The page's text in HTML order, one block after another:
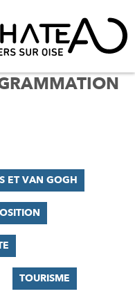
ET VAN GOGH
TOURISME